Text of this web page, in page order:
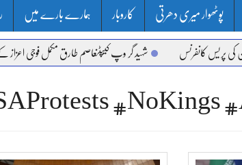
پوٹھوار میری دھرتی کاروبار ہمارے بارے میں
پریس کانفرنس شہید گر وپ کیپٹنعاصم طارق مکمل فوجی اعزاز کے